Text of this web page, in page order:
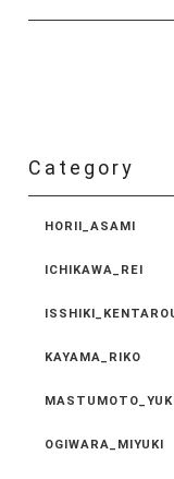
Category
HORII_ASAMI
ICHIKAWA_REI
KAYAMA_RIKO
OGIWARA_MIYUKI